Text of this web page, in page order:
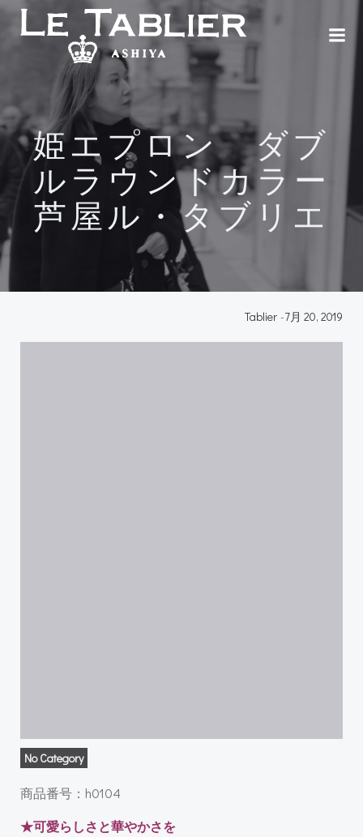
ン
テ
ン
ツ
ス
キ
ッ
姫エプロン ダブ
ルラウンドカラー
芦屋ル・タブリエ
Tablier -7月 20, 2019
No Category
商品番号：h0104
★可愛らしさと華やかさを